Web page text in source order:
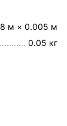
м × 0.005 м
0.05 кг